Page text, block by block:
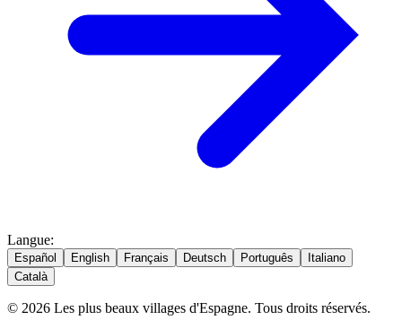
Langue:
Español English Français Deutsch Português
Italiano
Català
© 2026 Les plus beaux villages d'Espagne. Tous droits réservés.